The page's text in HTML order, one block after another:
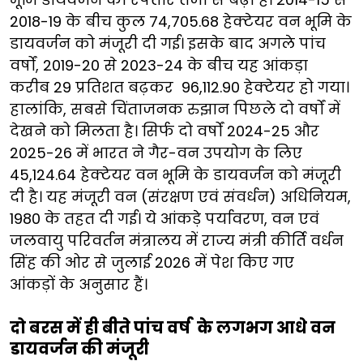
2018-19 के बीच कुल 74,705.68 हेक्टेयर वन भूमि के
डायवर्जन को मंजूरी दी गई। इसके बाद अगले पांच
वर्षों, 2019-20 से 2023-24 के बीच यह आंकड़ा
करीब 29 प्रतिशत बढ़कर 96,112.90 हेक्टेयर हो गया।
हालांकि, सबसे चिंताजनक रुझान पिछले दो वर्षों में
देखने को मिलता है। सिर्फ दो वर्षों 2024-25 और
2025-26 में भारत ने गैर-वन उपयोग के लिए
45,124.64 हेक्टेयर वन भूमि के डायवर्जन को मंजूरी
दी है। यह मंजूरी वन (संरक्षण एवं संवर्धन) अधिनियम,
1980 के तहत दी गई। ये आंकड़े पर्यावरण, वन एवं
जलवायु परिवर्तन मंत्रालय में राज्य मंत्री कीर्ति वर्धन
सिंह की ओर से जुलाई 2026 में पेश किए गए
आंकड़ों के अनुसार हैं।
दो बरस में ही बीते पांच वर्ष के लगभग आधे वन
डायवर्जन की मंजूरी